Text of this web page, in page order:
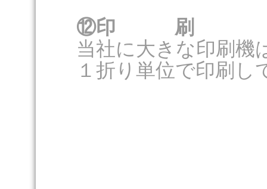
⑫印 刷
当社に大きな印刷機
１折り単位で印刷し